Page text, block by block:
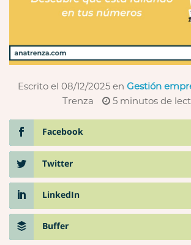
Escrito el 08/12/2025en Gestión
Trenza
5minutos de
Facebook
Twitter
LinkedIn
Buffer